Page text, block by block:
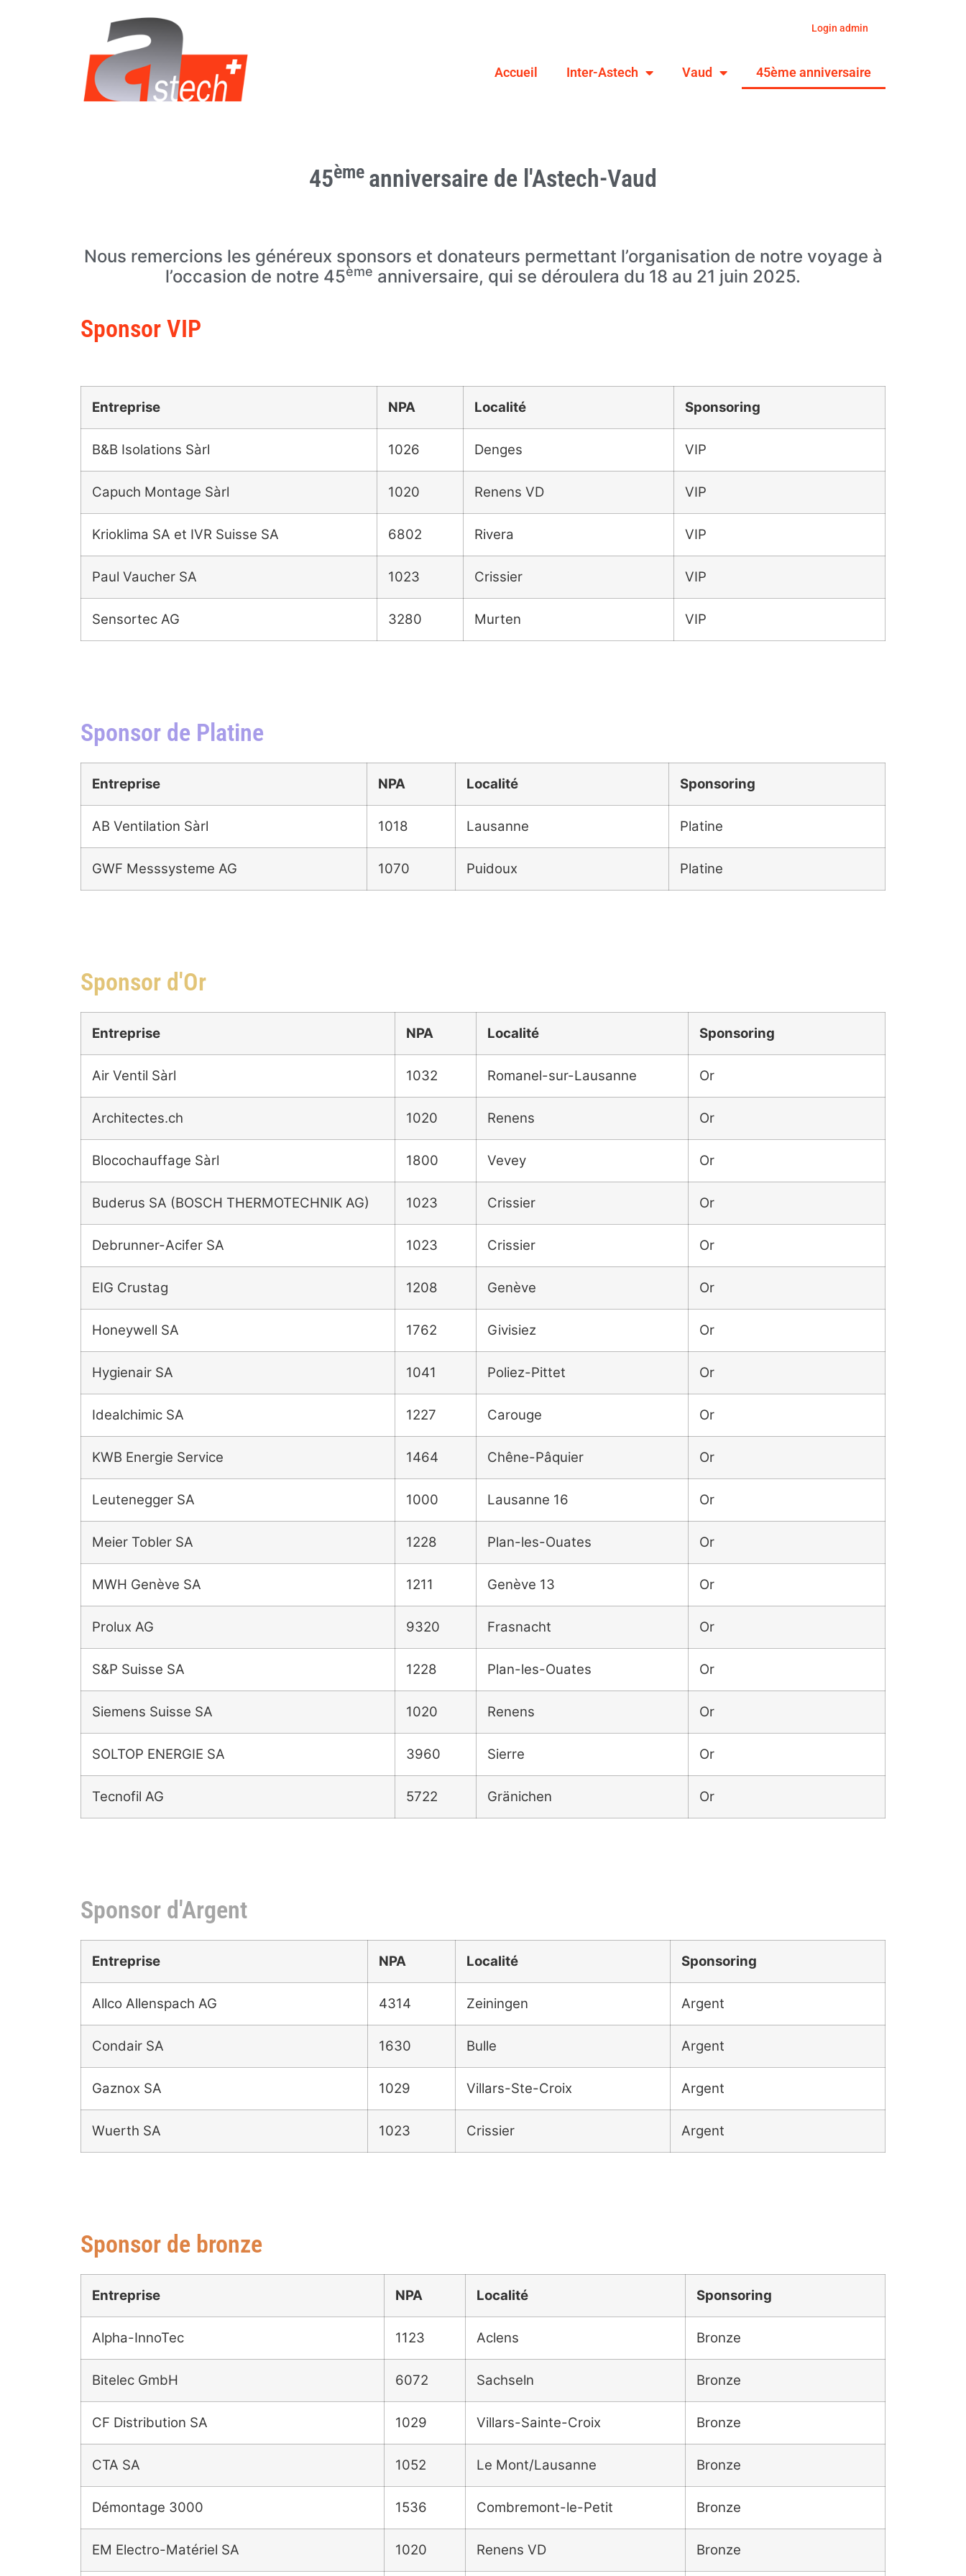
Login admin
Accueil Inter-Astech Vaud 45ème anniversaire
45ème anniversaire de l'Astech-Vaud
Nous remercions les généreux sponsors et donateurs permettant l’organisation de notre voyage à
l’occasion de notre 45ème anniversaire, qui se déroulera du 18 au 21 juin 2025.
Sponsor VIP
Entreprise NPA Localité Sponsoring
B&B Isolations Sàrl 1026 Denges VIP
Capuch Montage Sàrl 1020 Renens VD VIP
Krioklima SA et IVR Suisse SA 6802 Rivera VIP
Paul Vaucher SA 1023 Crissier VIP
Sensortec AG 3280 Murten VIP
Sponsor de Platine
Entreprise NPA Localité Sponsoring
AB Ventilation Sàrl 1018 Lausanne Platine
GWF Messsysteme AG 1070 Puidoux Platine
Sponsor d'Or
Entreprise NPA Localité Sponsoring
Air Ventil Sàrl 1032 Romanel-sur-Lausanne Or
Architectes.ch 1020 Renens Or
Blocochauffage Sàrl 1800 Vevey Or
Buderus SA (BOSCH THERMOTECHNIK AG) 1023 Crissier Or
Debrunner-Acifer SA 1023 Crissier Or
EIG Crustag 1208 Genève Or
Honeywell SA 1762 Givisiez Or
Hygienair SA 1041 Poliez-Pittet Or
Idealchimic SA 1227 Carouge Or
KWB Energie Service 1464 Chêne-Pâquier Or
Leutenegger SA 1000 Lausanne 16 Or
Meier Tobler SA 1228 Plan-les-Ouates Or
MWH Genève SA 1211 Genève 13 Or
Prolux AG 9320 Frasnacht Or
S&P Suisse SA 1228 Plan-les-Ouates Or
Siemens Suisse SA 1020 Renens Or
SOLTOP ENERGIE SA 3960 Sierre Or
Tecnofil AG 5722 Gränichen Or
Sponsor d'Argent
Entreprise NPA Localité Sponsoring
Allco Allenspach AG 4314 Zeiningen Argent
Condair SA 1630 Bulle Argent
Gaznox SA 1029 Villars-Ste-Croix Argent
Wuerth SA 1023 Crissier Argent
Sponsor de bronze
Entreprise NPA Localité Sponsoring
Alpha-InnoTec 1123 Aclens Bronze
Bitelec GmbH 6072 Sachseln Bronze
CF Distribution SA 1029 Villars-Sainte-Croix Bronze
CTA SA 1052 Le Mont/Lausanne Bronze
Démontage 3000 1536 Combremont-le-Petit Bronze
EM Electro-Matériel SA 1020 Renens VD Bronze